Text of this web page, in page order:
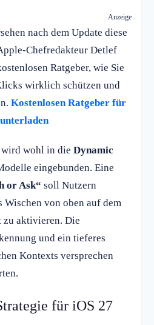
Anzeige
nach dem Update diese
Chefredakteur Detlef
Ratgeber, wie Sie
wirklich schützen und
Kostenlosen Ratgeber für
wohl in die Dynamic
eingebunden. Eine
or Ask“ soll Nutzern
Wischen von oben auf dem
zu aktivieren. Die
und ein tieferes
Kontexts versprechen
für iOS 27